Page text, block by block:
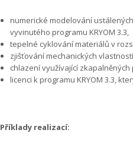
numerické modelování
vyvinutého programu KRYOM 3.3,
tepelné cyklování materiálů v
zjišťování mechanických
chlazení využívající zkapalněných
licenci k programu KRYOM 3.3,
Příklady realizací: